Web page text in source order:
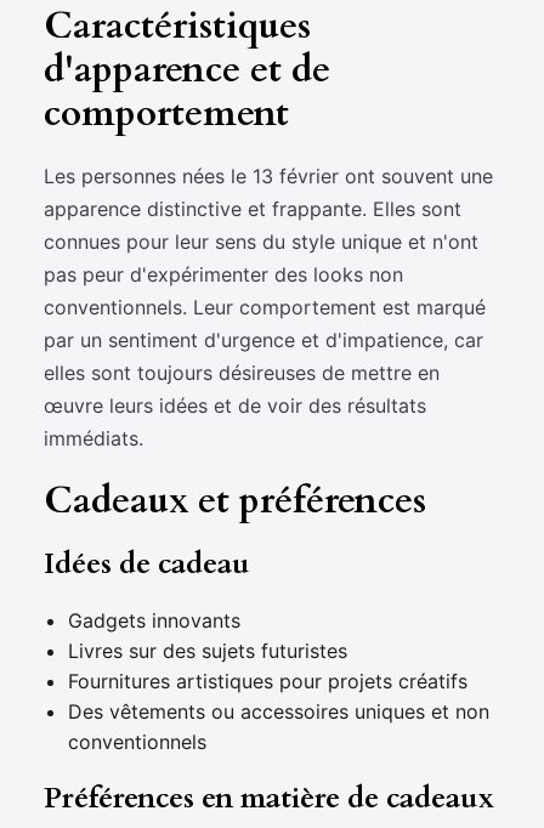
Caractéristiques
d'apparence et de
comportement
Les personnes nées le 13 février ont souvent une
apparence distinctive et frappante. Elles sont
connues pour leur sens du style unique et n'ont
pas peur d'expérimenter des looks non
conventionnels. Leur comportement est marqué
par un sentiment d'urgence et d'impatience, car
elles sont toujours désireuses de mettre en
œuvre leurs idées et de voir des résultats
immédiats.
Cadeaux et préférences
Idées de cadeau
Gadgets innovants
Livres sur des sujets futuristes
Fournitures artistiques pour projets créatifs
Des vêtements ou accessoires uniques et non
conventionnels
Préférences en matière de cadeaux